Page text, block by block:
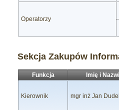
Operatorzy
Sekcja Zakupów
Funkcja Imię i
Kierownik mgr inż Jan